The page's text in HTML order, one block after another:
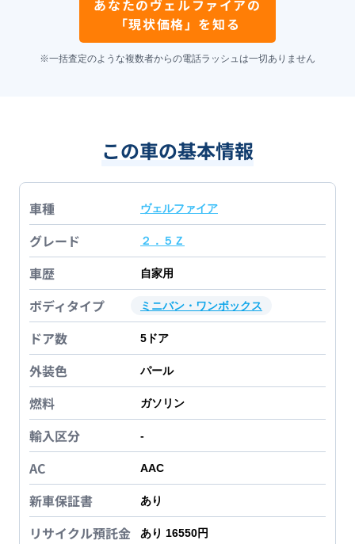
あなたのヴェルファイアの
「現状価格」を知る
※一括査定のような複数者からの電話ラッシュは一切ありません
この車の基本情報
車種 ヴェルファイア
グレード ２．５Ｚ
車歴 自家用
ボディタイプ ミニバン・ワンボックス
ドア数 5 ドア
外装色 パール
燃料 ガソリン
輸入区分 -
AC AAC
新車保証書 あり
リサイクル預託金 あり 16550円